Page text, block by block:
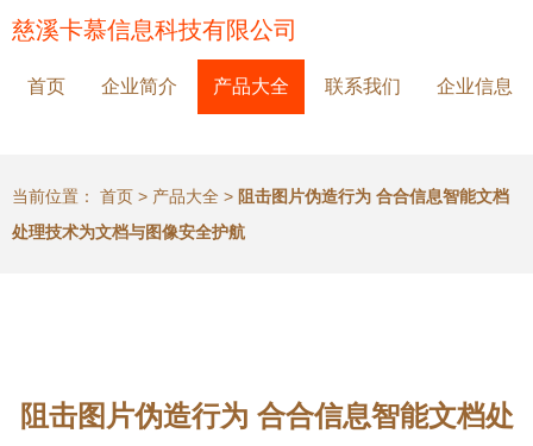
慈溪卡慕信息科技有限公司
首页 企业简介 产品大全 联系我们 企业信息
当前位置： 首页 > 产品大全 > 阻击图片伪造行为 合合信息智能文档
处理技术为文档与图像安全护航
阻击图片伪造行为 合合信息智能文档处